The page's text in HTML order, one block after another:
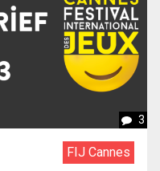
3
FIJ Cannes